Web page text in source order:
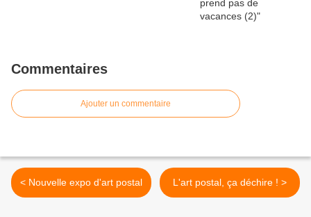
Commentaires
Ajouter un commentaire
< Nouvelle expo d'art postal L'art postal, ça déchire ! >